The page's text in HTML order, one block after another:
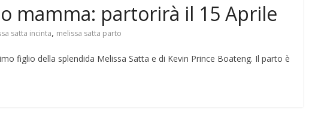
mamma: partorirà il 15 Aprile
satta incinta, melissa satta parto
figlio della splendida Melissa Satta e di Kevin Prince Boateng. Il parto è